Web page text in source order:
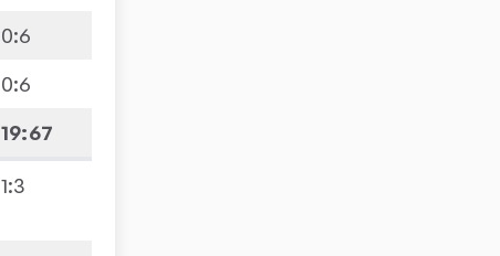
0:6
0:6
19:67
1:3